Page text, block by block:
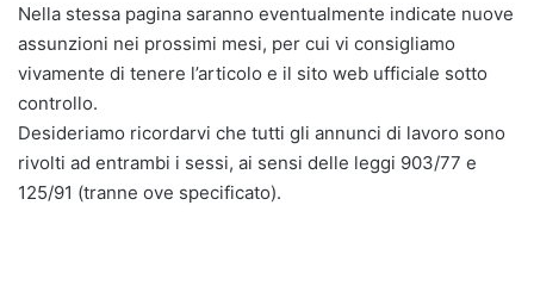
Nella stessa pagina saranno eventualmente indicate nuove
assunzioni nei prossimi mesi, per cui vi consigliamo
vivamente di tenere l’articolo e il sito web ufficiale sotto
controllo.
Desideriamo ricordarvi che tutti gli annunci di lavoro sono
rivolti ad entrambi i sessi, ai sensi delle leggi 903/77 e
125/91 (tranne ove specificato).